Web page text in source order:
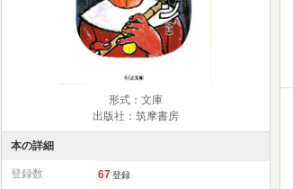
形式：文庫
出版社：筑摩書房
本の詳細
登録数 67 登録